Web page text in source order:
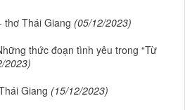
thơ Thái Giang (05/12/2023)
thức đoạn tình yêu trong “Từ
2023)
Giang (15/12/2023)